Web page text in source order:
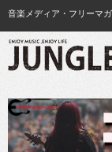
音楽メディア・フリーマ